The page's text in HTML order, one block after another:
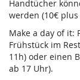
Handtücher
werden (10€ plus
Make a day of it:
Frühstück im
11h) oder einen
ab 17 Uhr).